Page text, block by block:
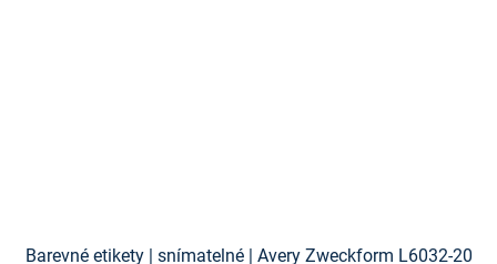
Barevné etikety | snímatelné | Avery Zweckform L6032-20